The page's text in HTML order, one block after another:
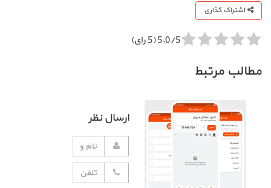
اشتراک گذاری
5.0/5 (5 رای)
مطالب مرتبط
ارسال نظر